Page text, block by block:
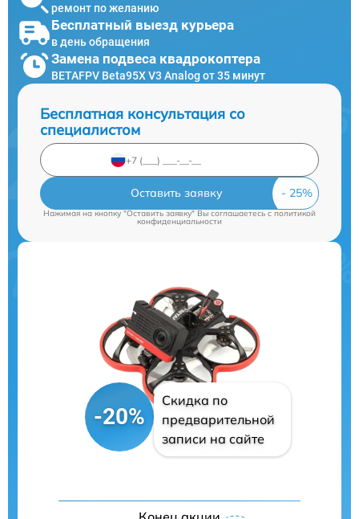
ремонт по желанию
Бесплатный выезд курьера
в день обращения
Замена подвеса квадрокоптера
BETAFPV Beta95X V3 Analog от 35 минут
Бесплатная консультация со
специалистом
Оставить заявку
Нажимая на кнопку "Оставить заявку" Вы соглашаетесь c политикой
конфиденциальности
-20%
Скидка по
предварительной
записи на сайте